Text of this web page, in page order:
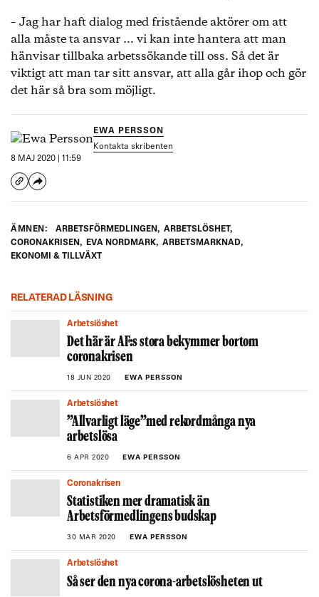
– Jag har haft dialog med fristående aktörer om att
alla måste ta ansvar … vi kan inte hantera att man
hänvisar tillbaka arbetssökande till oss. Så det är
viktigt att man tar sitt ansvar, att alla går ihop och gör
det här så bra som möjligt.
EWA PERSSON
Kontakta skribenten
8 MAJ 2020 | 11:59
ÄMNEN: ARBETSFÖRMEDLINGEN, ARBETSLÖSHET,
CORONAKRISEN, EVA NORDMARK, ARBETSMARKNAD,
EKONOMI & TILLVÄXT
RELATERAD LÄSNING
Arbetslöshet
Det här är AF:s stora bekymmer bortom
coronakrisen
18 JUN 2020 EWA PERSSON
Arbetslöshet
”Allvarligt läge”med rekordmånga nya
arbetslösa
6 APR 2020 EWA PERSSON
Coronakrisen
Statistiken mer dramatisk än
Arbetsförmedlingens budskap
30 MAR 2020 EWA PERSSON
Arbetslöshet
Så ser den nya corona-arbetslösheten ut